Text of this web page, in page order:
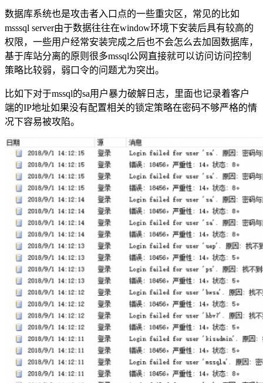
数据库系统也是攻击者入口点的一些重灾区，常见的比如
msssql server由于数据往往在window环境下安装后具有较高的
权限，一些用户经常安装完成之后也不会怎么去加固数据库，
基于库站分离的原则很多mssql公网直接就可以访问访问控制
策略比较弱，弱口令的问题尤为突出。
比如下对于mssql的sa用户暴力破解日志，里面也记录着客户
端的IP地址如果没有配置相关的锁定策略在密码不够严格的情
况下容易被攻陷。